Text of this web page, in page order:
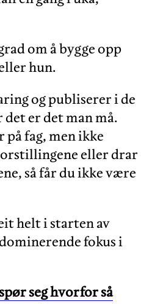
om å bygge opp
hun.
og publiserer i de
er det man må.
på fag, men ikke
eller drar
så får du ikke være
helt i starten av
fokus i
seg hvorfor så